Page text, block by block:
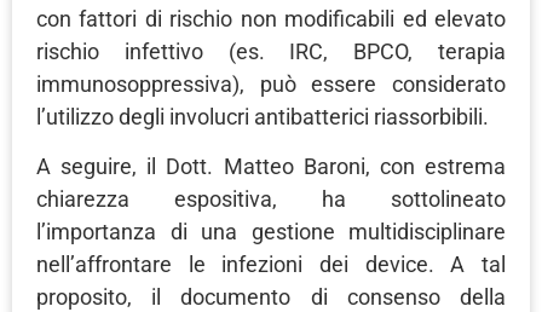
con fattori di rischio non modificabili ed elevato
rischio infettivo (es. IRC, BPCO, terapia
immunosoppressiva), può essere considerato
l’utilizzo degli involucri antibatterici riassorbibili.
A seguire, il Dott. Matteo Baroni, con estrema
chiarezza espositiva, ha sottolineato
l’importanza di una gestione multidisciplinare
nell’affrontare le infezioni dei device. A tal
proposito, il documento di consenso della